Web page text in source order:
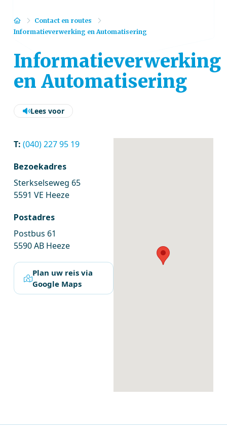
HomeContact en routes
Informatieverwerking en Automatisering
Informatieverwerking
en Automatisering
Lees voor
T: (040) 227 95 19
Bezoekadres
Sterkselseweg 65
5591 VE Heeze
Postadres
Postbus 61
5590 AB Heeze
Plan uw reis via
Google Maps